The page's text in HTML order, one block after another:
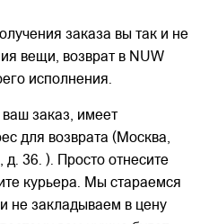
заказа вы так и не
вещи, возврат в NUW
исполнения.
заказ, имеет
для возврата (Москва,
36. ). Просто отнесите
курьера. Мы стараемся
не закладываем в цену